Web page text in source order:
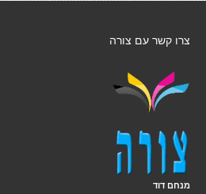
צרו קשר עם צורה
מנחם דוד